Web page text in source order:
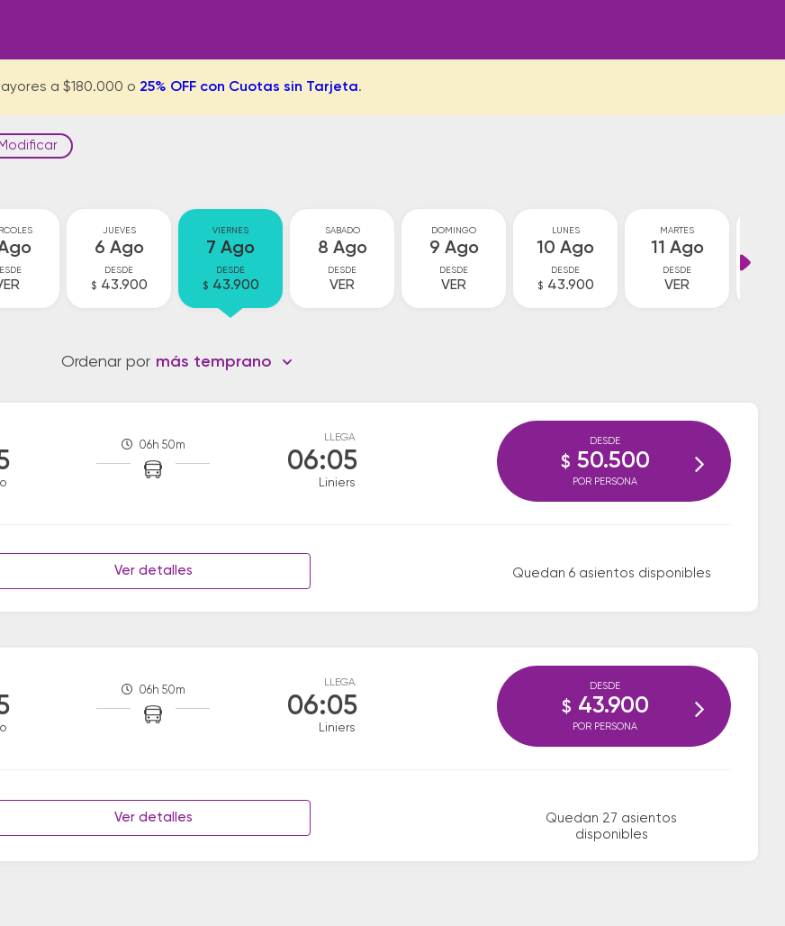
a $180.000 o 25% OFF con Cuotas sin Tarjeta.
Modificar
JUEVES
6 Ago
DESDE
$ 43.900
VIERNES
7 Ago
DESDE
$ 43.900
SABADO
8 Ago
DESDE
VER
DOMINGO
9 Ago
DESDE
VER
LUNES
10 Ago
DESDE
$ 43.900
MARTES
11 Ago
DESDE
VER
Ordenar por más temprano
06h 50m
LLEGA
06:05
Liniers
Ver detalles Quedan 6 asientos disponibles
DESDE
$ 50.500
POR PERSONA
06h 50m
LLEGA
06:05
Liniers
Ver detalles
Quedan 27 asientos
disponibles
DESDE
$ 43.900
POR PERSONA